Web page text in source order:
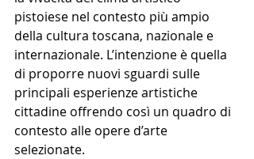
pistoiese nel contesto più ampio
della cultura toscana, nazionale e
internazionale. L’intenzione è quella
di proporre nuovi sguardi sulle
principali esperienze artistiche
cittadine offrendo così un quadro di
contesto alle opere d’arte
selezionate.